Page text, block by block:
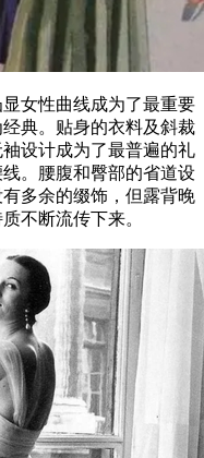
女性曲线成为了最重要
典。贴身的衣料及斜裁
设计成为了最普遍的礼
。腰腹和臀部的省道设
多余的缀饰，但露背晚
不断流传下来。